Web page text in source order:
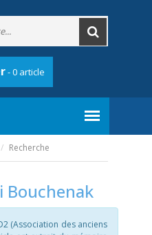
- 0 article
Recherche
Bouchenak
(Association des anciens